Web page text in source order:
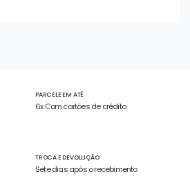
PARCELE EM ATÉ
6x Com cartões de crédito
TROCA E DEVOLUÇÃO
Sete dias após o recebimento